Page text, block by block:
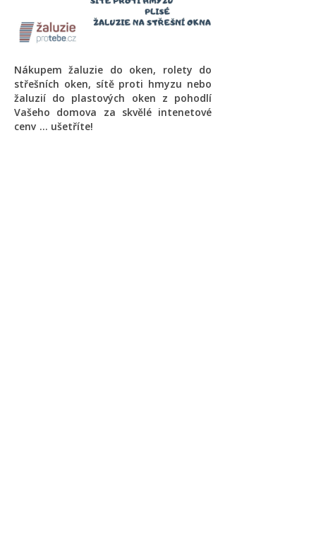
Nákupem žaluzie do oken, rolety do
střešních oken, sítě proti hmyzu nebo
žaluzií do plastových oken z pohodlí
Vašeho domova za skvělé intenetové
ceny ... ušetříte!